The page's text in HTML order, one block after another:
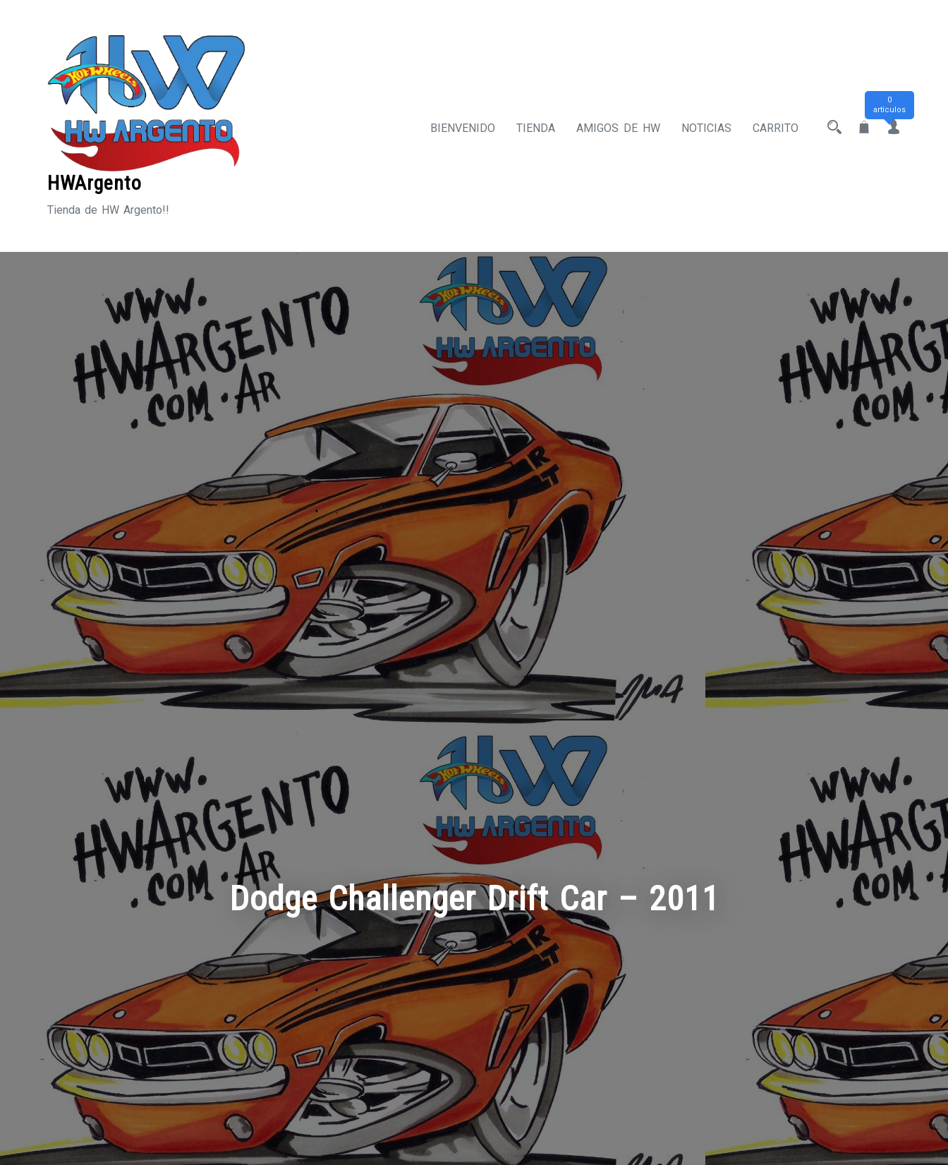
HWArgento
Tienda de HW Argento!!
BIENVENIDO TIENDA AMIGOS DE HW NOTICIAS CARRITO
0
artículos
Dodge Challenger Drift Car – 2011